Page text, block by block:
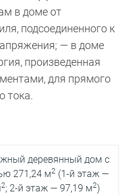
в доме от
подсоединенного к
— в доме
произведенная
для прямого
тока.
деревянный дом с
271,24 м2 (1-й этаж —
2; 2-й этаж — 97,19 м2)